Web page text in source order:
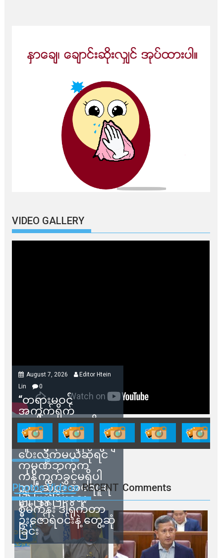
VIDEO GALLERY
August 7, 2026
Editor Htein
Lin
0
“တရားမဝင်
အကွက်ရိုက်
ရောင်းချမှုတွေကို
သက်ဆိုင်ရာတာဝန်ရှိ
သူတွေက ဂရန်တွေချ
ပေးလိုက်မယ်ဆိုရင်
ကုမ္ပဏီဘက်က
ကန့်ကွက်ခွင့်မရှိပါ
ဘူး” ဆိုတဲ့ အမရပူရ
မြို့ပြဖွံ့ဖြိုးရေး
စီမံကိန်း ဒါရိုက်တာ
ဦးဇော်ရဲဝင်းနဲ့ တွေ့ဆုံ
ခြင်း
Photos Videos RECENT Comments